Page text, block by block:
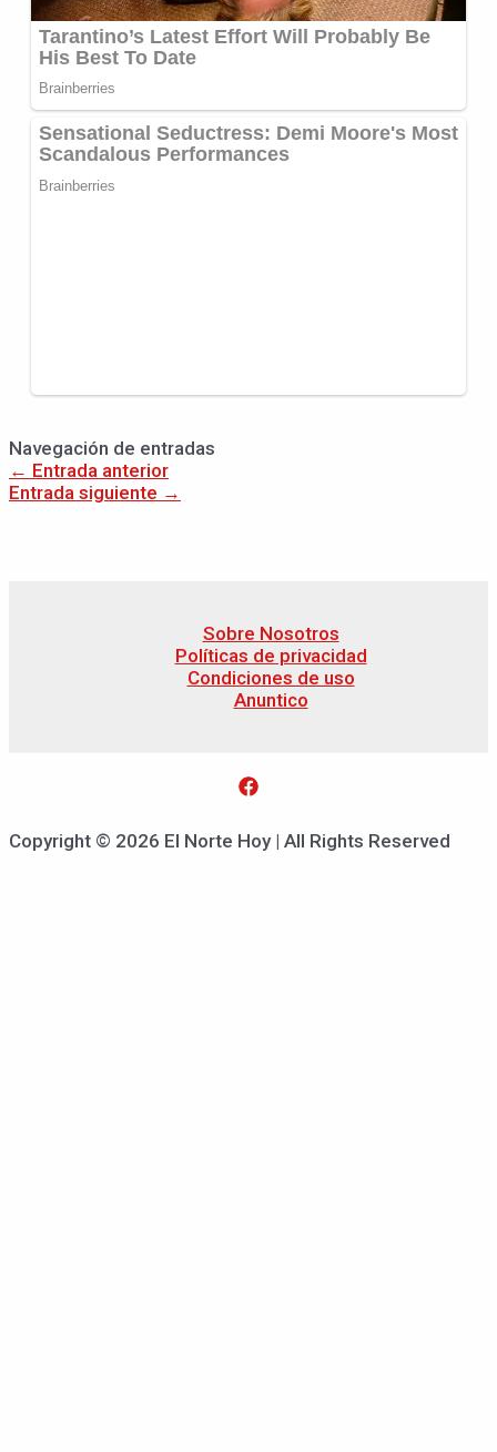
Navegación de entradas
← Entrada anterior
Entrada siguiente →
Sobre Nosotros
Políticas de privacidad
Condiciones de uso
Anuntico
Copyright © 2026 El Norte Hoy | All Rights Reserved